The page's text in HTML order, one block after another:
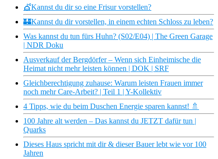
💇Kannst du dir so eine Frisur vorstellen?
🏰Kannst du dir vorstellen, in einem echten Schloss zu leben?
Was kannst du tun fürs Huhn? (S02/E04) | The Green Garage
| NDR Doku
Ausverkauf der Bergdörfer – Wenn sich Einheimische die
Heimat nicht mehr leisten können | DOK | SRF
Gleichberechtigung zuhause: Warum leisten Frauen immer
noch mehr Care-Arbeit? | Teil 1 | Y-Kollektiv
4 Tipps, wie du beim Duschen Energie sparen kannst! 🚿
100 Jahre alt werden – Das kannst du JETZT dafür tun |
Quarks
Dieses Haus spricht mit dir & dieser Bauer lebt wie vor 100
Jahren